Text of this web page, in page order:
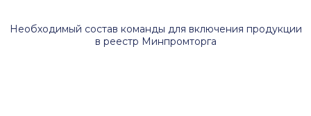
Необходимый состав команды для включения продукции
в реестр Минпромторга